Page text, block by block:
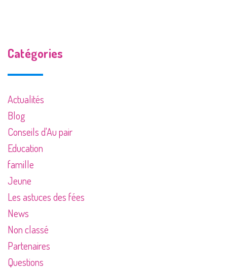
Catégories
Actualités
Blog
Conseils d'Au pair
Education
famille
Jeune
Les astuces des fées
News
Non classé
Partenaires
Questions